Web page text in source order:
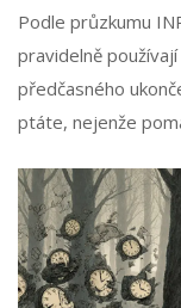
Podle průzkumu
pravidelně
předčasného
ptáte, nejenže